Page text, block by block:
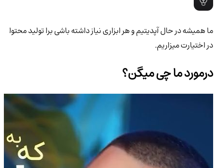
ما همیشه در حال آپدیتیم و هر ابزاری نیاز داشته باشی برا تولید محتوا
در اختیارت میزاریم.
درمورد ما چی میگن؟